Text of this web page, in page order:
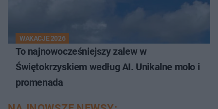
WAKACJE 2026
To najnowocześniejszy zalew w
Świętokrzyskiem według AI. Unikalne molo i
promenada